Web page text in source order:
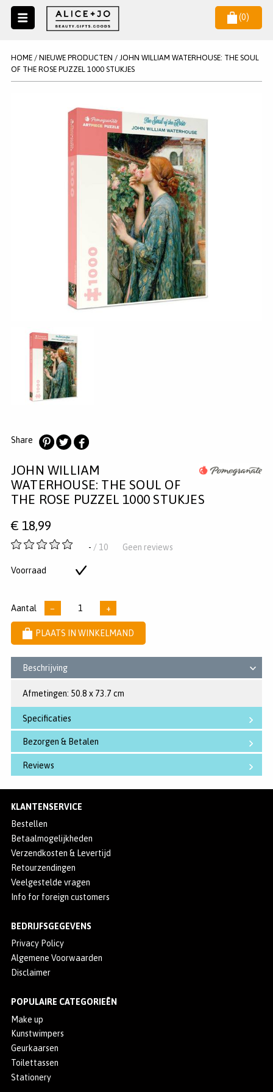
(0)
SALE
REGISTREREN
KLANTENSERVICE
HOME/ NIEUWE PRODUCTEN / JOHN WILLIAM WATERHOUSE: THE SOUL
OF THE ROSE PUZZEL 1000 STUKJES
Share
op
Pinterest
op
Twitter
op
Facebook
JOHN WILLIAM
WATERHOUSE: THE SOUL OF
THE ROSE PUZZEL 1000 STUKJES
€ 18,99
-
5
- / 10 Geen reviews
Voorraad
Aantal − +
PLAATS IN WINKELMAND
Beschrijving
Afmetingen: 50.8 x 73.7 cm
Specificaties
Bezorgen & Betalen
Reviews
NIEUWSBRIEF
Wil je als eerste op de hoogste zijn van het laatste nieuws en
AANMELDEN
KLANTENSERVICE
Bestellen
Betaalmogelijkheden
Verzendkosten & Levertijd
Retourzendingen
Veelgestelde vragen
Info for foreign customers
BEDRIJFSGEGEVENS
Privacy Policy
Algemene Voorwaarden
Disclaimer
POPULAIRE CATEGORIEËN
Make up
Kunstwimpers
Geurkaarsen
Toilettassen
Stationery